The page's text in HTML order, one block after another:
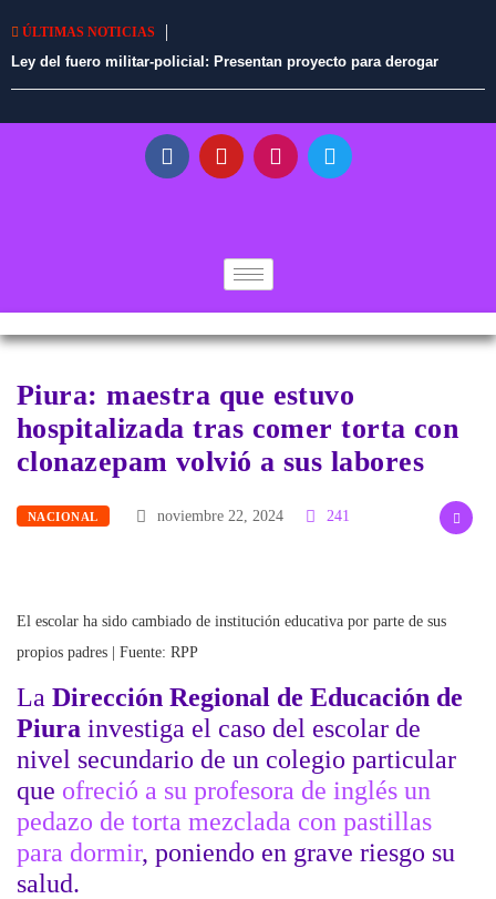
ÚLTIMAS NOTICIAS
Ley del fuero militar-policial: Presentan proyecto para derogar
norma promulgada por Fernando Rospigliosi
Piura: maestra que estuvo
hospitalizada tras comer torta con
clonazepam volvió a sus labores
NACIONAL noviembre 22, 2024 241
El escolar ha sido cambiado de institución educativa por parte de sus
propios padres | Fuente: RPP
La Dirección Regional de Educación de
Piura investiga el caso del escolar de
nivel secundario de un colegio particular
que ofreció a su profesora de inglés un
pedazo de torta mezclada con pastillas
para dormir, poniendo en grave riesgo su
salud.